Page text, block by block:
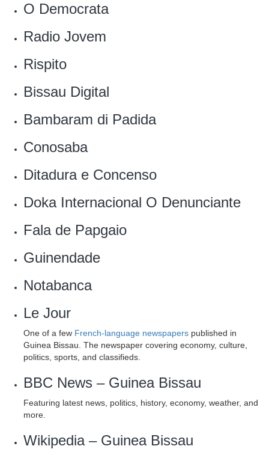
O Democrata‎
Radio Jovem
Rispito
Bissau Digital
Bambaram di Padida
‎Conosaba
Ditadura e Concenso
Doka Internacional O Denunciante
Fala de Papgaio
‎Guinendade
Notabanca
Le Jour
One of a few French-language newspapers published in
Guinea Bissau. The newspaper covering economy, culture,
politics, sports, and classifieds.
BBC News – Guinea Bissau
Featuring latest news, politics, history, economy, weather, and
more.
Wikipedia – Guinea Bissau